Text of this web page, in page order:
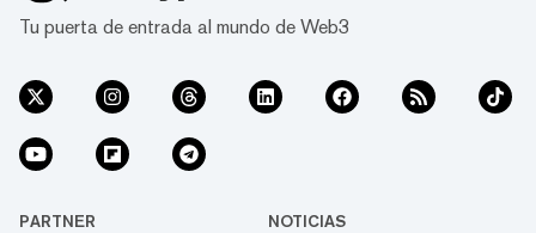
Tu puerta de entrada al mundo de Web3
PARTNER NOTICIAS